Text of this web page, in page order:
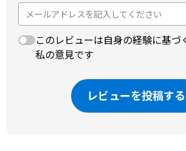
このレビューは自身の経験に基づ
私の意見です
レビューを投稿する